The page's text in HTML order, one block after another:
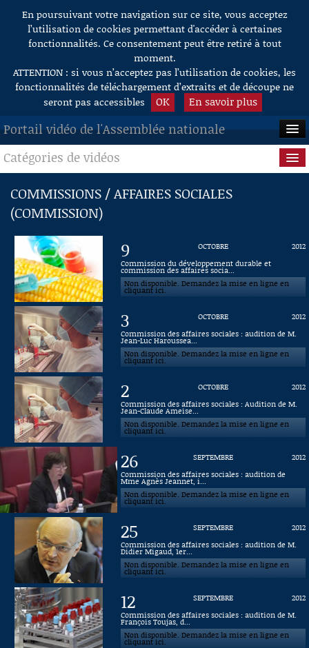
Aller au contenu
En poursuivant votre navigation sur ce site, vous acceptez
l’utilisation de cookies permettant d'accéder à certaines
fonctionnalités. Ce consentement peut être retiré à tout
moment.
ATTENTION : si vous n’acceptez pas l’utilisation de cookies, les
fonctionnalités de téléchargement d’extraits et de découpe ne
seront pas accessibles
OK En savoir plus
Portail vidéo de l'Assemblée nationale
ACCUEIL
EN DIRECT
À LA DEMANDE
RECHERCHE
AIDE À LA DÉCOUPE
DE VIDÉOS
Catégories de vidéos
Séance publique
Questions au Gouvernement
Commissions
Présidence
Connaissance, Histoire
Autres
COMMISSIONS / AFFAIRES SOCIALES
(COMMISSION)
9 OCTOBRE
2012
Commission du développement durable et
commission des affaires socia...
Non disponible. Demandez la mise en ligne en
cliquant ici.
3 OCTOBRE
2012
Commission des affaires sociales : audition de M.
Jean-Luc Haroussea...
Non disponible. Demandez la mise en ligne en
cliquant ici.
2 OCTOBRE
2012
Commission des affaires sociales : Audition de M.
Jean-Claude Ameise...
Non disponible. Demandez la mise en ligne en
cliquant ici.
26 SEPTEMBRE
2012
Commission des affaires sociales : audition de
Mme Agnès Jeannet, i...
Non disponible. Demandez la mise en ligne en
cliquant ici.
25 SEPTEMBRE
2012
Commission des affaires sociales : audition de M.
Didier Migaud, 1er...
Non disponible. Demandez la mise en ligne en
cliquant ici.
12 SEPTEMBRE
2012
Commission des affaires sociales : audition de M.
François Toujas, d...
Non disponible. Demandez la mise en ligne en
cliquant ici.